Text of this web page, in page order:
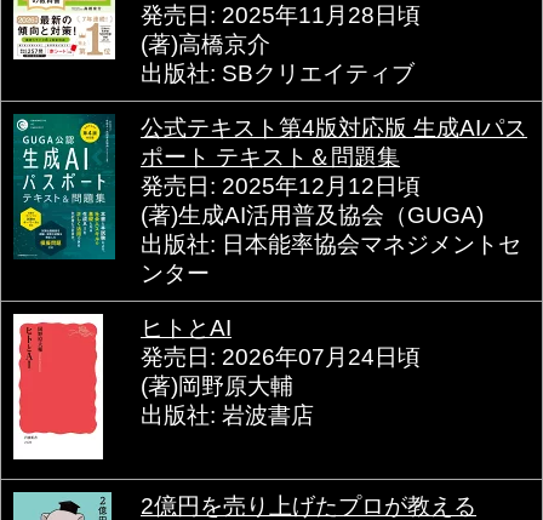
発売日: 2025年11月28日頃
(著)高橋京介
出版社: SBクリエイティブ
公式テキスト第4版対応版 生成AIパス
ポート テキスト＆問題集
発売日: 2025年12月12日頃
(著)生成AI活用普及協会（GUGA)
出版社: 日本能率協会マネジメントセ
ンター
ヒトとAI
発売日: 2026年07月24日頃
(著)岡野原大輔
出版社: 岩波書店
2億円を売り上げたプロが教える